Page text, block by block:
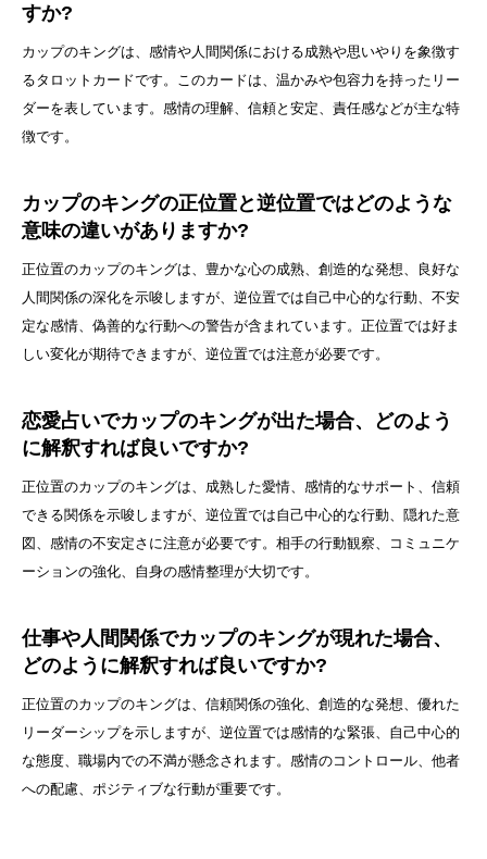
すか?
カップのキングは、感情や人間関係における成熟や思いやりを象徴す
るタロットカードです。このカードは、温かみや包容力を持ったリー
ダーを表しています。感情の理解、信頼と安定、責任感などが主な特
徴です。
カップのキングの正位置と逆位置ではどのような
意味の違いがありますか?
正位置のカップのキングは、豊かな心の成熟、創造的な発想、良好な
人間関係の深化を示唆しますが、逆位置では自己中心的な行動、不安
定な感情、偽善的な行動への警告が含まれています。正位置では好ま
しい変化が期待できますが、逆位置では注意が必要です。
恋愛占いでカップのキングが出た場合、どのよう
に解釈すれば良いですか?
正位置のカップのキングは、成熟した愛情、感情的なサポート、信頼
できる関係を示唆しますが、逆位置では自己中心的な行動、隠れた意
図、感情の不安定さに注意が必要です。相手の行動観察、コミュニケ
ーションの強化、自身の感情整理が大切です。
仕事や人間関係でカップのキングが現れた場合、
どのように解釈すれば良いですか?
正位置のカップのキングは、信頼関係の強化、創造的な発想、優れた
リーダーシップを示しますが、逆位置では感情的な緊張、自己中心的
な態度、職場内での不満が懸念されます。感情のコントロール、他者
への配慮、ポジティブな行動が重要です。